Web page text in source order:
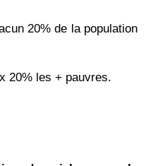
20% de la population
20% les + pauvres.